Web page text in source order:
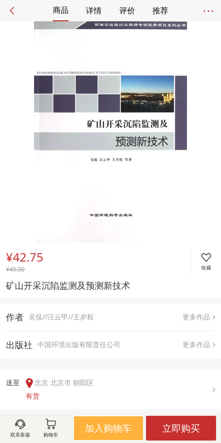
商品 详情 评价 推荐
¥42.75
¥45.00 收藏
矿山开采沉陷监测及预测新技术
作者 吴侃//汪云甲//王岁权 更多作品
出版社 中国环境出版有限责任公司 更多作品
送至
北京 北京市 朝阳区
有货
用户评论(
联系客服 购物车
加入购物车 立即购买